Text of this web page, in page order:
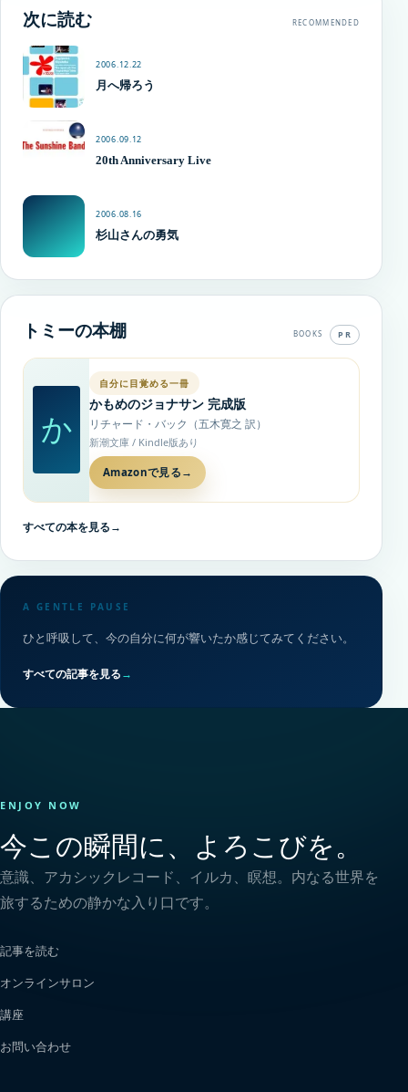
次に読む RECOMMENDED
2006.12.22
月へ帰ろう
2006.09.12
20th Anniversary Live
2006.08.16
杉山さんの勇気
トミーの本棚 BOOKS PR
か
自分に目覚める一冊
かもめのジョナサン 完成版
リチャード・バック（五木寛之 訳）
新潮文庫 / Kindle版あり
Amazonで見る →
すべての本を見る→
A GENTLE PAUSE
ひと呼吸して、今の自分に何が響いたか感じてみてください。
すべての記事を見る→
ENJOY NOW
今この瞬間に、よろこびを。
意識、アカシックレコード、イルカ、瞑想。内なる世界を
旅するための静かな入り口です。
記事を読む
オンラインサロン
講座
お問い合わせ